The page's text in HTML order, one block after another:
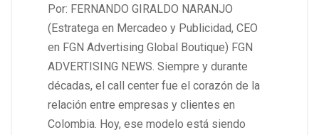
Por: FERNANDO GIRALDO NARANJO
(Estratega en Mercadeo y Publicidad, CEO
en FGN Advertising Global Boutique) FGN
ADVERTISING NEWS. Siempre y durante
décadas, el call center fue el corazón de la
relación entre empresas y clientes en
Colombia. Hoy, ese modelo está siendo